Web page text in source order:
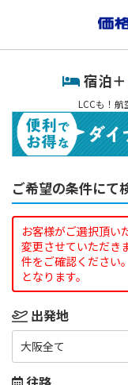
宿泊＋
LCCも！航
ご希望の条件にて
お客様がご選択頂い
変更させていただき
件をご確認ください
となります。
出発地
大阪全て